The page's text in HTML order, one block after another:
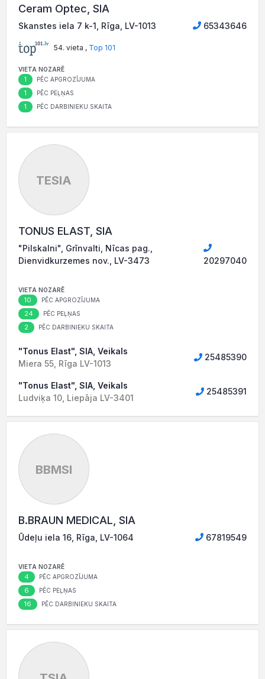
Ceram Optec, SIA
Skanstes iela 7 k-1, Rīga, LV-1013 65343646
54. vieta , Top 101
VIETA NOZARĒ
1 PĒC APGROZĪJUMA
1 PĒC PEĻŅAS
1 PĒC DARBINIEKU SKAITA
TESIA
TONUS ELAST, SIA
"Pilskalni", Grīnvalti, Nīcas pag.,
Dienvidkurzemes nov., LV-3473
20297040
VIETA NOZARĒ
10 PĒC APGROZĪJUMA
24 PĒC PEĻŅAS
2 PĒC DARBINIEKU SKAITA
"Tonus Elast", SIA, Veikals
Miera 55, Rīga LV-1013
25485390
"Tonus Elast", SIA, Veikals
Ludviķa 10, Liepāja LV-3401
25485391
BBMSI
B.BRAUN MEDICAL, SIA
Ūdeļu iela 16, Rīga, LV-1064 67819549
VIETA NOZARĒ
4 PĒC APGROZĪJUMA
6 PĒC PEĻŅAS
16 PĒC DARBINIEKU SKAITA